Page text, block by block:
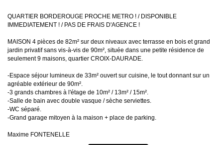
QUARTIER BORDEROUGE PROCHE METRO ! / DISPONIBLE
IMMEDIATEMENT ! / PAS DE FRAIS D'AGENCE !
MAISON 4 pièces de 82m² sur deux niveaux avec terrasse en bois et grand
jardin privatif sans vis-à-vis de 90m², située dans une petite résidence de
seulement 9 maisons, quartier CROIX-DAURADE.
-Espace séjour lumineux de 33m² ouvert sur cuisine, le tout donnant sur un
agréable extérieur de 90m².
-3 grands chambres à l'étage de 10m² / 13m² / 15m².
-Salle de bain avec double vasque / sèche serviettes.
-WC séparé.
-Grand garage mitoyen à la maison + place de parking.
Maxime FONTENELLE